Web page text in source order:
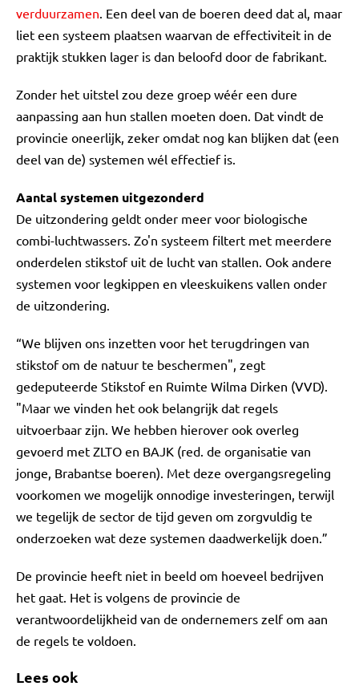
verduurzamen. Een deel van de boeren deed dat al, maar
liet een systeem plaatsen waarvan de effectiviteit in de
praktijk stukken lager is dan beloofd door de fabrikant.
Zonder het uitstel zou deze groep wéér een dure
aanpassing aan hun stallen moeten doen. Dat vindt de
provincie oneerlijk, zeker omdat nog kan blijken dat (een
deel van de) systemen wél effectief is.
Aantal systemen uitgezonderd
De uitzondering geldt onder meer voor biologische
combi-luchtwassers. Zo'n systeem filtert met meerdere
onderdelen stikstof uit de lucht van stallen. Ook andere
systemen voor legkippen en vleeskuikens vallen onder
de uitzondering.
“We blijven ons inzetten voor het terugdringen van
stikstof om de natuur te beschermen", zegt
gedeputeerde Stikstof en Ruimte Wilma Dirken (VVD).
"Maar we vinden het ook belangrijk dat regels
uitvoerbaar zijn. We hebben hierover ook overleg
gevoerd met ZLTO en BAJK (red. de organisatie van
jonge, Brabantse boeren). Met deze overgangsregeling
voorkomen we mogelijk onnodige investeringen, terwijl
we tegelijk de sector de tijd geven om zorgvuldig te
onderzoeken wat deze systemen daadwerkelijk doen.”
De provincie heeft niet in beeld om hoeveel bedrijven
het gaat. Het is volgens de provincie de
verantwoordelijkheid van de ondernemers zelf om aan
de regels te voldoen.
Lees ook